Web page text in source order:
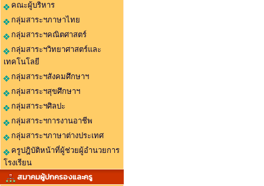
คณะผู้บริหาร
กลุ่มสาระฯภาษาไทย
กลุ่มสาระฯคณิตศาสตร์
กลุ่มสาระฯวิทยาศาสตร์และ
เทคโนโลยี
กลุ่มสาระฯสังคมศึกษาฯ
กลุ่มสาระฯสุขศึกษาฯ
กลุ่มสาระฯศิลปะ
กลุ่มสาระฯการงานอาชีพ
กลุ่มสาระฯภาษาต่างประเทศ
ครูปฎิบัติหน้าที่ผู้ช่วยผู้อำนวยการ
โรงเรียน
สมาคมผู้ปกครองและครู